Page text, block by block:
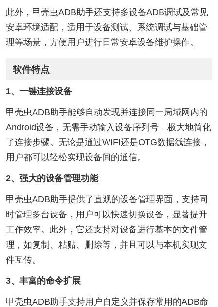
此外，甲壳虫ADB助手还支持多设备ADB调试及常见
安卓环境适配，适用于设备测试、系统调试与基础管
理等场景，方便用户进行日常安卓设备维护操作。
软件特点
1、一键连接设备
甲壳虫ADB助手能够自动发现并连接同一局域网内的
Android设备，无需手动输入设备序列号，极大地简化
了连接步骤。无论是通过WIFI还是OTG数据线连接，
用户都可以轻松实现设备间的通信。
2、强大的设备管理功能
甲壳虫ADB助手提供了直观的设备管理界面，支持同
时管理多台设备，用户可以快速切换设备，显著提升
工作效率。此外，它还支持对设备进行基本的文件管
理，如复制、粘贴、删除等，并且可以与本机实现文
件互传。
3、丰富的命令扩展
甲壳虫ADB助手支持用户自定义并保存常用的ADB命